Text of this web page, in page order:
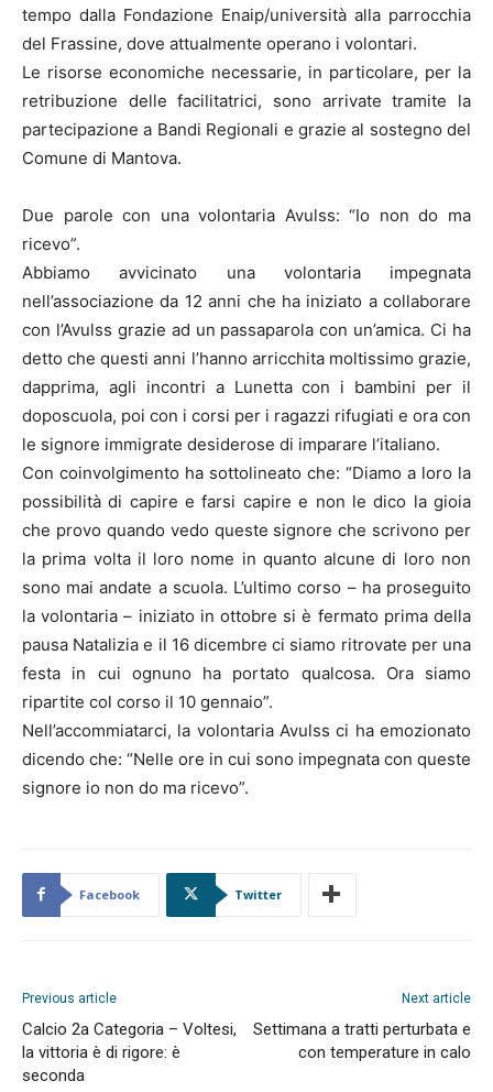
tempo dalla Fondazione Enaip/università alla parrocchia
del Frassine, dove attualmente operano i volontari.
Le risorse economiche necessarie, in particolare, per la
retribuzione delle facilitatrici, sono arrivate tramite la
partecipazione a Bandi Regionali e grazie al sostegno del
Comune di Mantova.
Due parole con una volontaria Avulss: “Io non do ma
ricevo”.
Abbiamo avvicinato una volontaria impegnata
nell’associazione da 12 anni che ha iniziato a collaborare
con l’Avulss grazie ad un passaparola con un’amica. Ci ha
detto che questi anni l’hanno arricchita moltissimo grazie,
dapprima, agli incontri a Lunetta con i bambini per il
doposcuola, poi con i corsi per i ragazzi rifugiati e ora con
le signore immigrate desiderose di imparare l’italiano.
Con coinvolgimento ha sottolineato che: “Diamo a loro la
possibilità di capire e farsi capire e non le dico la gioia
che provo quando vedo queste signore che scrivono per
la prima volta il loro nome in quanto alcune di loro non
sono mai andate a scuola. L’ultimo corso – ha proseguito
la volontaria – iniziato in ottobre si è fermato prima della
pausa Natalizia e il 16 dicembre ci siamo ritrovate per una
festa in cui ognuno ha portato qualcosa. Ora siamo
ripartite col corso il 10 gennaio”.
Nell’accommiatarci, la volontaria Avulss ci ha emozionato
dicendo che: “Nelle ore in cui sono impegnata con queste
signore io non do ma ricevo”.
Facebook Twitter
Previous article
Calcio 2a Categoria – Voltesi,
la vittoria è di rigore: è
seconda
Next article
Settimana a tratti perturbata e
con temperature in calo